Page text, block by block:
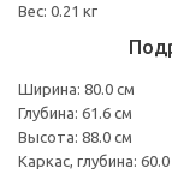
Вес: 0.21 кг
Ширина: 80.0 см
Глубина: 61.6 см
Высота: 88.0 см
Каркас, глубина: